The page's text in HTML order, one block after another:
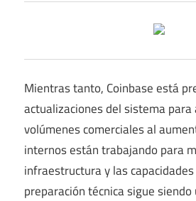
Mientras tanto, Coinbase está
actualizaciones del sistema para
volúmenes comerciales al
internos están trabajando para
infraestructura y las
preparación técnica sigue